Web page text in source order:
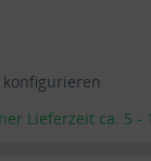
für Ihren
konfigurieren
Lieferzeit ca. 5 -